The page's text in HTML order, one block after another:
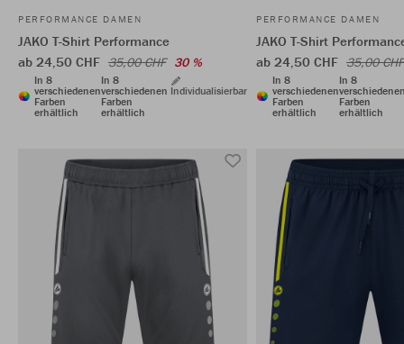
PERFORMANCE DAMEN
JAKO T-Shirt Performance
ab 24,50 CHF 35,00 CHF 30 %
In 8
verschiedenen
Farben
erhältlich
In 8
verschiedenen
Farben
erhältlich
Individualisierbar
PERFORMANCE DAMEN
JAKO T-Shirt
ab 24,50 CHF 35,00 CHF
In 8
verschiedenen
Farben
erhältlich
In 8
Farben
erhältlich